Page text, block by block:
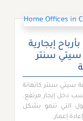
إيجارية
سيتي سنتر
سنتر كاتهانة
دخل إيجار مرتفع.
التي تنمو بشكل
إعمار.